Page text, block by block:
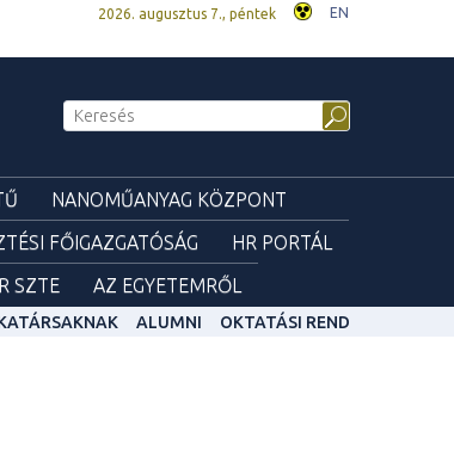
2026. augusztus 7., péntek EN
NANOMŰANYAG KÖZPONT
FŐIGAZGATÓSÁG
HR PORTÁL
SZTE AZ EGYETEMRŐL
ALUMNI OKTATÁSI REND